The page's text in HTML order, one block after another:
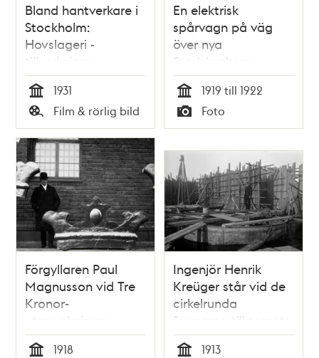
Bland hantverkare i
Stockholm:
Hovslageri -
tillverkning av
hästsko och skoning
(1931)
Tid
1931
Typ
Film & rörlig bild
En elektrisk
spårvagn på väg
över nya
Stadshusbron
Tid
1919 till 1922
Typ
Foto
Förgyllaren Paul
Magnusson vid Tre
Kronor-
utsmyckningen,
framför
stadshusfasaden.
1918
Ingenjör Henrik
Kreüger står vid de
cirkelrunda
formarna till tornets
fundament.
Stadshuset är under
1913